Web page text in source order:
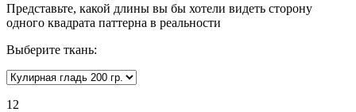
Представьте, какой длины вы бы хотели видеть сторону
одного квадрата паттерна в реальности
Выберите ткань:
12